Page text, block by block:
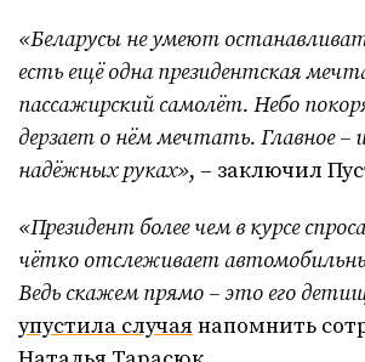
«Беларусы не умеют
есть ещё одна президентская
пассажирский самолёт. Небо
дерзает о нём мечтать. Главное –
надёжных руках», – заключил
«Президент более чем в курсе
чётко отслеживает
Ведь скажем прямо – это его
упустила случая напомнить